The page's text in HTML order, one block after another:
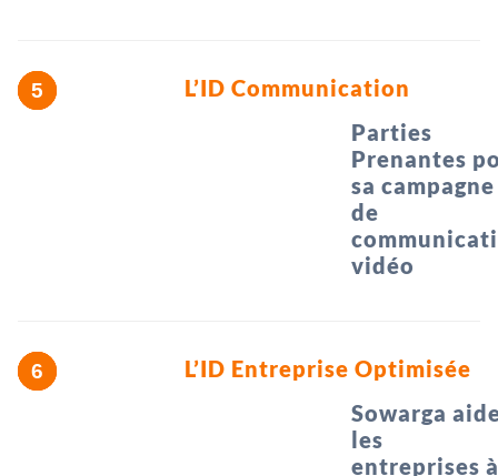
L’ID Communication
Parties
Prenantes
sa campagne
de
vidéo
L’ID Entreprise Optimisée
Sowarga
les
entreprises à